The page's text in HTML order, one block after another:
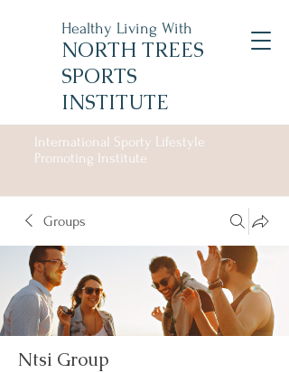
Healthy Living With
NORTH TREES
SPORTS
INSTITUTE
International Sporty Lifestyle
Promoting Institute
Groups
Ntsi Group